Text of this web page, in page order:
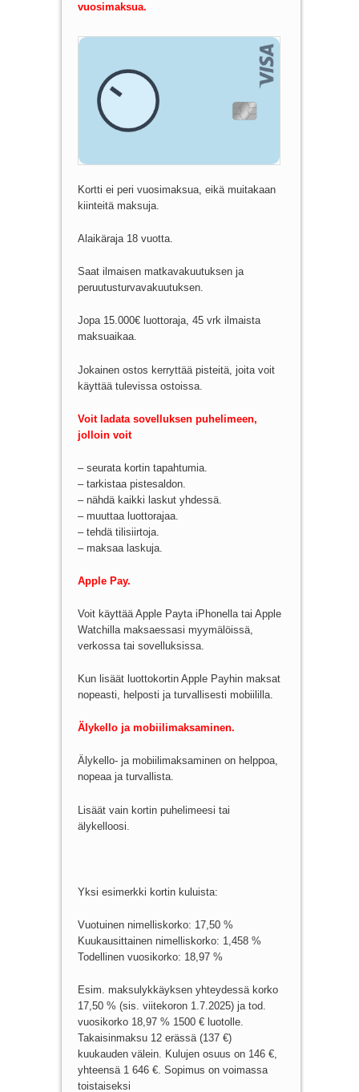
vuosimaksua.
Kortti ei peri vuosimaksua, eikä muitakaan
kiinteitä maksuja.
Alaikäraja 18 vuotta.
Saat ilmaisen matkavakuutuksen ja
peruutusturvavakuutuksen.
Jopa 15.000€ luottoraja, 45 vrk ilmaista
maksuaikaa.
Jokainen ostos kerryttää pisteitä, joita voit
käyttää tulevissa ostoissa.
Voit ladata sovelluksen puhelimeen,
jolloin voit
– seurata kortin tapahtumia.
– tarkistaa pistesaldon.
– nähdä kaikki laskut yhdessä.
– muuttaa luottorajaa.
– tehdä tilisiirtoja.
– maksaa laskuja.
Apple Pay.
Voit käyttää Apple Payta iPhonella tai Apple
Watchilla maksaessasi myymälöissä,
verkossa tai sovelluksissa.
Kun lisäät luottokortin Apple Payhin maksat
nopeasti, helposti ja turvallisesti mobiililla.
Älykello ja mobiilimaksaminen.
Älykello- ja mobiilimaksaminen on helppoa,
nopeaa ja turvallista.
Lisäät vain kortin puhelimeesi tai
älykelloosi.
Yksi esimerkki kortin kuluista:
Vuotuinen nimelliskorko: 17,50 %
Kuukausittainen nimelliskorko: 1,458 %
Todellinen vuosikorko: 18,97 %
Esim. maksulykkäyksen yhteydessä korko
17,50 % (sis. viitekoron 1.7.2025) ja tod.
vuosikorko 18,97 % 1500 € luotolle.
Takaisinmaksu 12 erässä (137 €)
kuukauden välein. Kulujen osuus on 146 €,
yhteensä 1 646 €. Sopimus on voimassa
toistaiseksi